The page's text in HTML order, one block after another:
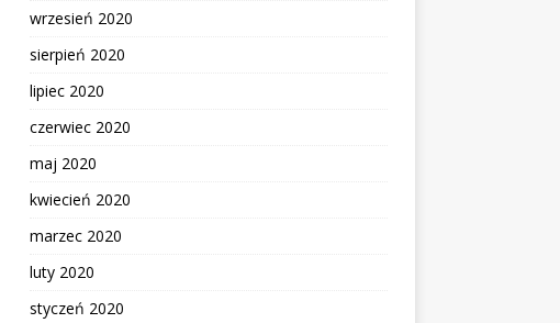
wrzesień 2020
sierpień 2020
lipiec 2020
czerwiec 2020
maj 2020
kwiecień 2020
marzec 2020
luty 2020
styczeń 2020